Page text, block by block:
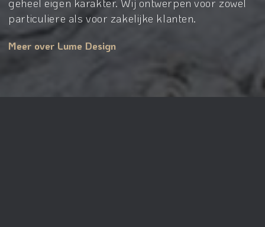
particuliere als voor zakelijke klanten.
Meer over Lume Design